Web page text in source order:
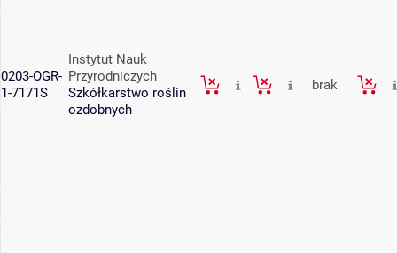
0203-OGR-
1-7171S
Instytut Nauk
Przyrodniczych
Szkółkarstwo roślin
ozdobnych
brak